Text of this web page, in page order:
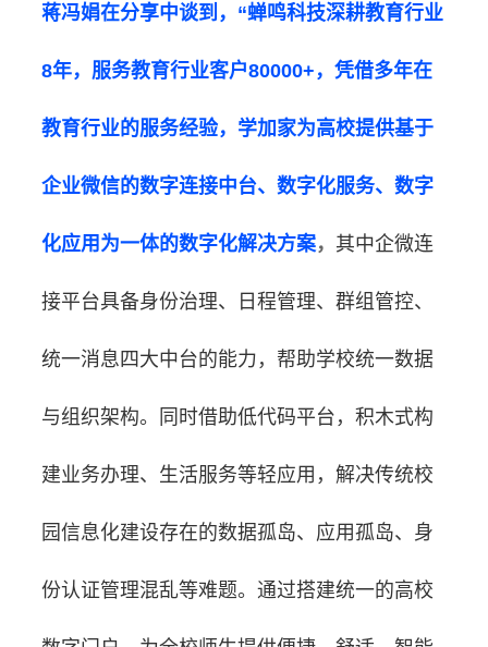
蒋冯娟在分享中谈到，“蝉鸣科技深耕教育行业
8年，服务教育行业客户80000+，凭借多年在
教育行业的服务经验，学加家为高校提供基于
企业微信的数字连接中台、数字化服务、数字
化应用为一体的数字化解决方案， 其中企微连
接平台具备身份治理、日程管理、群组管控、
统一消息四大中台的能力，帮助学校统一数据
与组织架构。同时借助低代码平台，积木式构
建业务办理、生活服务等轻应用，解决传统校
园信息化建设存在的数据孤岛、应用孤岛、身
份认证管理混乱等难题。通过搭建统一的高校